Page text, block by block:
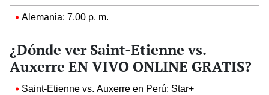
Alemania: 7.00 p. m.
¿Dónde ver Saint-Etienne vs.
Auxerre EN VIVO ONLINE GRATIS?
Saint-Etienne vs. Auxerre en Perú: Star+